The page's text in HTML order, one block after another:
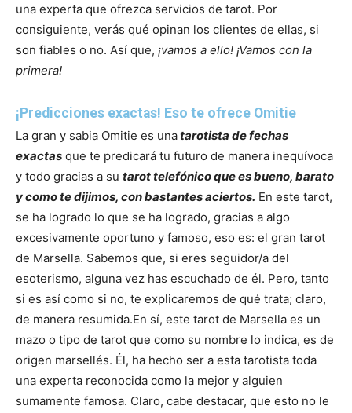
una experta que ofrezca servicios de tarot. Por
consiguiente, verás qué opinan los clientes de ellas, si
son fiables o no. Así que, ¡vamos a ello! ¡Vamos con la
primera!
¡Predicciones exactas! Eso te ofrece Omitie
La gran y sabia Omitie es unatarotista de fechas
exactas que te predicará tu futuro de manera inequívoca
y todo gracias a su tarot telefónico que es bueno, barato
y como te dijimos, con bastantes aciertos. En este tarot,
se ha logrado lo que se ha logrado, gracias a algo
excesivamente oportuno y famoso, eso es: el gran tarot
de Marsella. Sabemos que, si eres seguidor/a del
esoterismo, alguna vez has escuchado de él. Pero, tanto
si es así como si no, te explicaremos de qué trata; claro,
de manera resumida.En sí, este tarot de Marsella es un
mazo o tipo de tarot que como su nombre lo indica, es de
origen marsellés. Él, ha hecho ser a esta tarotista toda
una experta reconocida como la mejor y alguien
sumamente famosa. Claro, cabe destacar, que esto no le